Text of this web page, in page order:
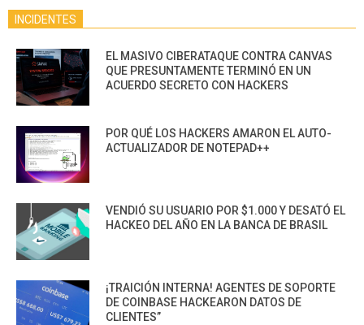
INCIDENTES
EL MASIVO CIBERATAQUE CONTRA CANVAS
QUE PRESUNTAMENTE TERMINÓ EN UN
ACUERDO SECRETO CON HACKERS
POR QUÉ LOS HACKERS AMARON EL AUTO-
ACTUALIZADOR DE NOTEPAD++
VENDIÓ SU USUARIO POR $1.000 Y DESATÓ EL
HACKEO DEL AÑO EN LA BANCA DE BRASIL
¡TRAICIÓN INTERNA! AGENTES DE SOPORTE
DE COINBASE HACKEARON DATOS DE
CLIENTES”